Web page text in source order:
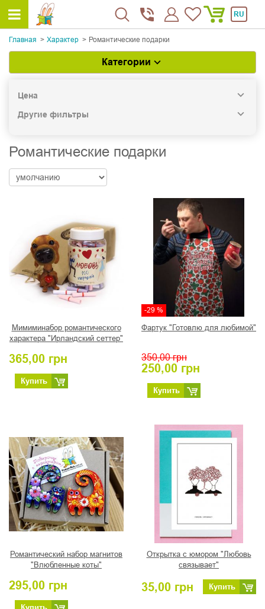
RU
Главная Характер Романтические подарки
Категории
Цена
Другие фильтры
Романтические подарки
Мимиминабор романтического
характера "Ирландский сеттер"
365,00 грн
Купить
-29 %
Фартук "Готовлю для любимой"
350,00 грн
250,00 грн
Купить
Романтический набор магнитов
"Влюбленные коты"
295,00 грн
Открытка с юмором "Любовь
связывает"
35,00 грн Купить